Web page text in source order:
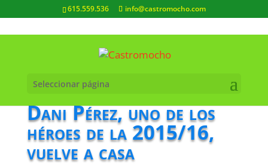
615.559.536 info@castromocho.com
Seleccionar página
Dani Pérez, uno de los
héroes de la 2015/16,
vuelve a casa